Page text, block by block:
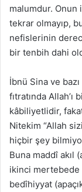
malumdur. Onun
tekrar olmayıp,
nefislerinin
bir tenbih dahi
İbnü Sina ve
fıtratında
kâbiliyetlidir,
Nitekim “Allah
hiçbir şey
Buna maddî akıl
ikinci mertebede
bedîhiyyat